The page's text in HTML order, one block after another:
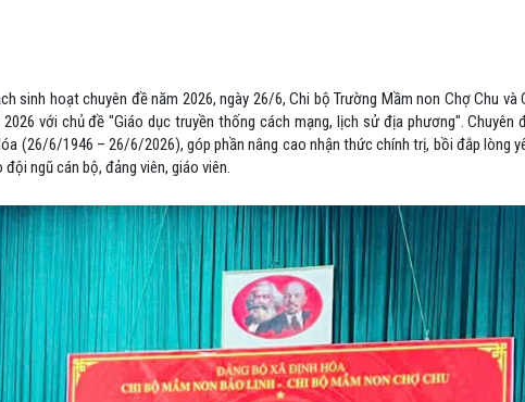
sinh hoạt chuyên đề năm 2026, ngày 26/6, Chi bộ Trường Mầm non Chợ Chu và
với chủ đề "Giáo dục truyền thống cách mạng, lịch sử địa phương". Chuyên
(26/6/1946 – 26/6/2026), góp phần nâng cao nhận thức chính trị, bồi đắp lòng
ngũ cán bộ, đảng viên, giáo viên.